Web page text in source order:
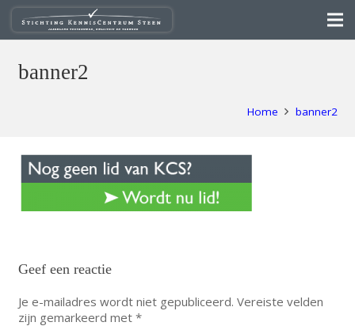
banner2
Home banner2
Geef een reactie
Je e-mailadres wordt niet gepubliceerd. Vereiste velden
zijn gemarkeerd met *